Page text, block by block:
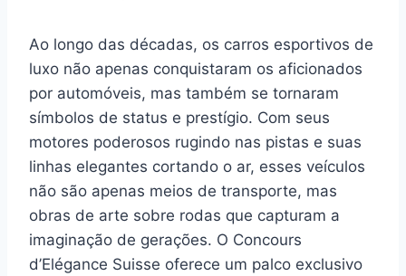
Ao longo das décadas, os carros esportivos de
luxo não apenas conquistaram os aficionados
por automóveis, mas também se tornaram
símbolos de status e prestígio. Com seus
motores poderosos rugindo nas pistas e suas
linhas elegantes cortando o ar, esses veículos
não são apenas meios de transporte, mas
obras de arte sobre rodas que capturam a
imaginação de gerações. O Concours
d’Elégance Suisse oferece um palco exclusivo